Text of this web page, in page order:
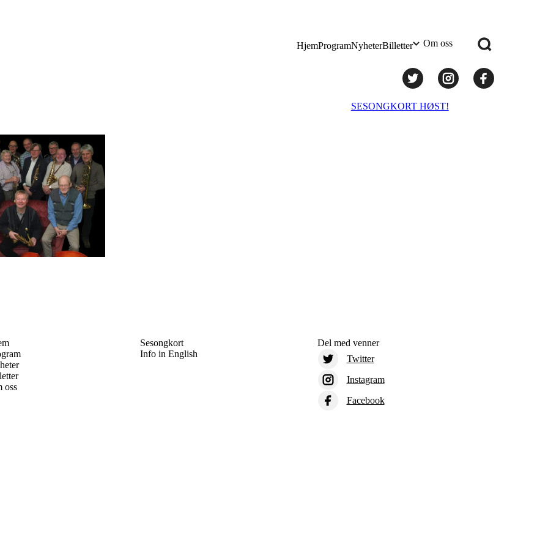
HjemProgramNyheterBilletter Om oss
SESONGKORT HØST!
oss
Sesongkort
Info in English
Del med venner
Twitter
Instagram
Facebook